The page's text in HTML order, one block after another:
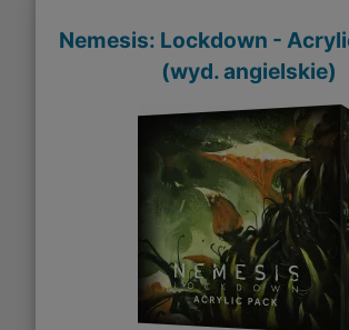
Nemesis: Lockdown -
(wyd. angielskie)